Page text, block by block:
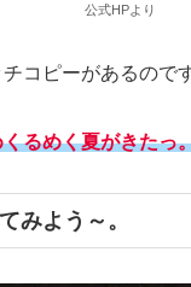
公式HPより
コピーがあるの
るめく夏がきたっ
みよう～。